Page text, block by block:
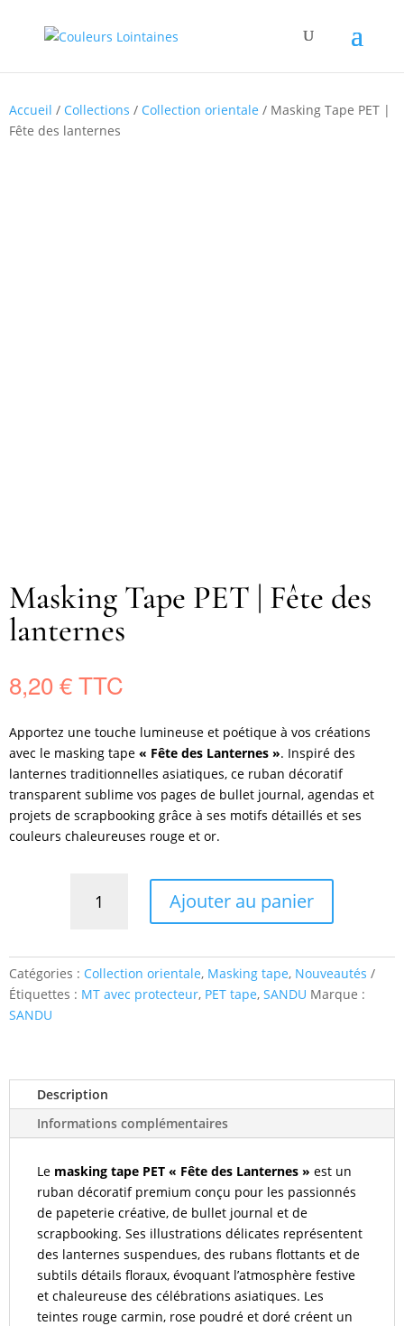
Accueil / Collections / Collection orientale / Masking Tape PET |
Fête des lanternes
Masking Tape PET | Fête des
lanternes
8,20€
Apportez une touche lumineuse et poétique à vos créations
avec le masking tape « Fête des Lanternes ». Inspiré des
lanternes traditionnelles asiatiques, ce ruban décoratif
transparent sublime vos pages de bullet journal, agendas et
projets de scrapbooking grâce à ses motifs détaillés et ses
couleurs chaleureuses rouge et or.
PET
Ajouter au panier
Catégories : Collection orientale, Masking tape, Nouveautés
Étiquettes : MT avec protecteur, PET tape, SANDU Marque :
SANDU
Description
Informations complémentaires
Le masking tape PET « Fête des Lanternes » est un
ruban décoratif premium conçu pour les passionnés
de papeterie créative, de bullet journal et de
scrapbooking. Ses illustrations délicates représentent
des lanternes suspendues, des rubans flottants et de
subtils détails floraux, évoquant l’atmosphère festive
et chaleureuse des célébrations asiatiques. Les
teintes rouge carmin, rose poudré et doré créent un